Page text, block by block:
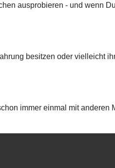
ausprobieren - und wenn
besitzen oder vielleicht
immer einmal mit anderen